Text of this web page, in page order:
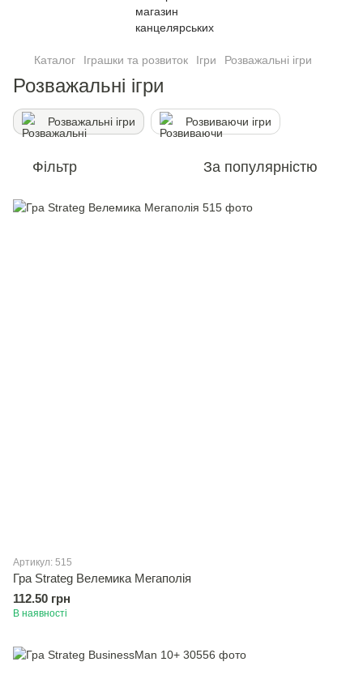
Каталог Іграшки та розвиток Ігри Розважальні ігри
Розважальні ігри
Розважальні ігри Розвиваючи iгри
Фільтр За популярністю
Артикул: 515
Гра Strateg Велемика Мегаполiя
112.50 грн
В наявності